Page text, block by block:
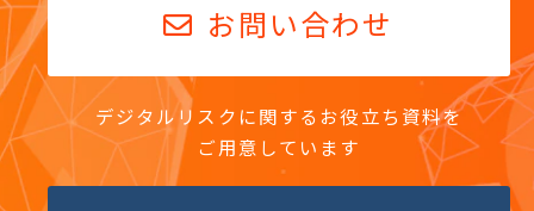
お問い合わせ
デジタルリスクに関するお役立ち資料を
ご用意しています